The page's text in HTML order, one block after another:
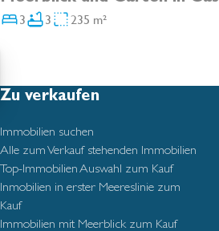
Catalá
3 3 235 m²
Zu verkaufen
Immobilien suchen
Alle zum Verkauf stehenden Immobilien
Top-Immobilien Auswahl zum Kauf
Inmobilien in erster Meereslinie zum
Kauf
Immobilien mit Meerblick zum Kauf